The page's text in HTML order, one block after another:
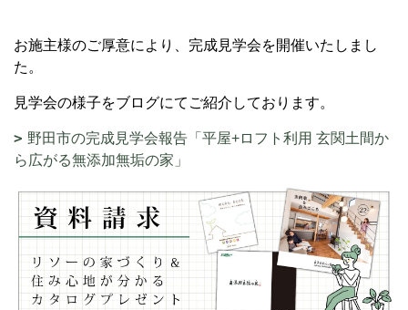
お施主様のご厚意により、完成見学会を開催いたしまし
た。
見学会の様子をブログにてご紹介しております。
野田市の完成見学会報告「平屋+ロフト利用 玄関土間か
ら広がる無添加無垢の家」